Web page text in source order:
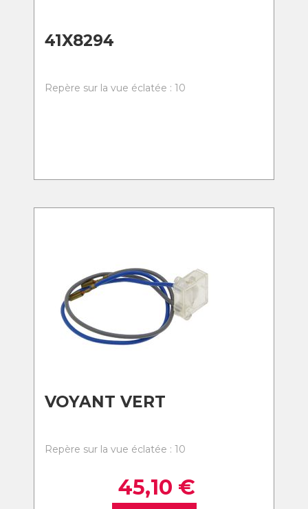
41X8294
Repère sur la vue éclatée : 10
VOYANT VERT
Repère sur la vue éclatée : 10
45,10 €